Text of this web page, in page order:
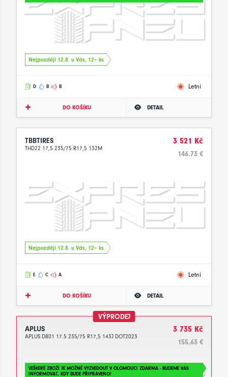
Nejpozději 12.8. u Vás, 12+ ks
D B B Letní
DO KOŠÍKU DETAIL
TBBTIRES
THD22 17,5 235/75 R17,5 132M
3 521 Kč
146.73 €
Nejpozději 12.8. u Vás, 12+ ks
E C A Letní
DO KOŠÍKU DETAIL
VÝPRODEJ
APLUS
APLUS D801 17.5 235/75 R17,5 143J DOT2023
3 735 Kč
155.63 €
VEŠKERÉ ZBOŽÍ JE MOŽNÉ VYZVEDOUT V OLOMOUCI ZDARMA - BUDEME VÁS
INFORMOVAT, KDY BUDE PŘIPRAVENO!